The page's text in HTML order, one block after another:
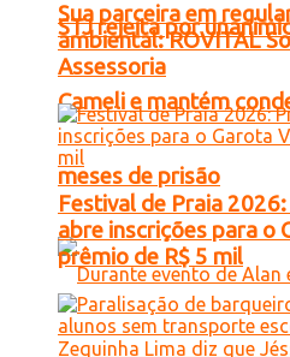
STJ rejeita por
Cameli e mantém
meses de prisão
Sua parceira em
ambiental: ROVITAL
Assessoria
Festival de Praia
abre inscrições para o
prêmio de R$ 5 mil